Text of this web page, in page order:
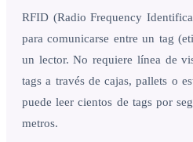
RFID (Radio Frequency
para comunicarse entre un tag
un lector. No requiere línea de
tags a través de cajas, pallets o
puede leer cientos de tags por
metros.